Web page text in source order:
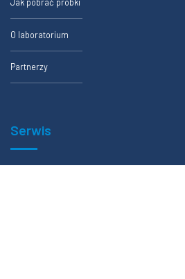
Jak pobrać próbki
O laboratorium
Partnerzy
Serwis